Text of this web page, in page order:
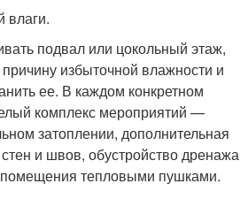
влаги.
подвал или цокольный этаж,
избыточной влажности и
ее. В каждом конкретном
комплекс мероприятий —
затоплении, дополнительная
и швов, обустройство дренажа
тепловыми пушками.